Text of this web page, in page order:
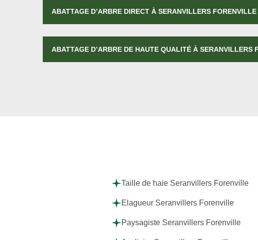
ABATTAGE D’ARBRE DIRECT À SERANVILLERS FORENVILLE
ABATTAGE D’ARBRE DE HAUTE QUALITÉ À SERANVILLERS
Taille de haie Seranvillers Forenville
Elagueur Seranvillers Forenville
Paysagiste Seranvillers Forenville